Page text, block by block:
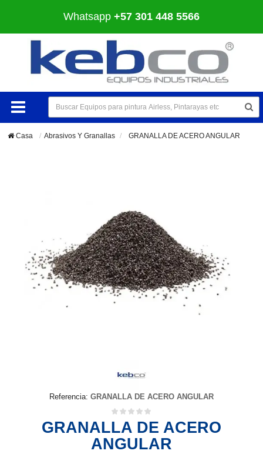
Whatsapp +57 301 448 5566
Casa Abrasivos Y Granallas > GRANALLA DE ACERO ANGULAR
Referencia: GRANALLA DE ACERO ANGULAR
GRANALLA DE ACERO
ANGULAR